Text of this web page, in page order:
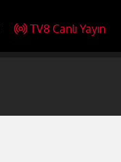
TV8 Canlı Yayın